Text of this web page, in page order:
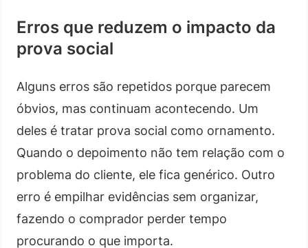
Erros que reduzem o impacto da
prova social
Alguns erros são repetidos porque parecem
óbvios, mas continuam acontecendo. Um
deles é tratar prova social como ornamento.
Quando o depoimento não tem relação com o
problema do cliente, ele fica genérico. Outro
erro é empilhar evidências sem organizar,
fazendo o comprador perder tempo
procurando o que importa.